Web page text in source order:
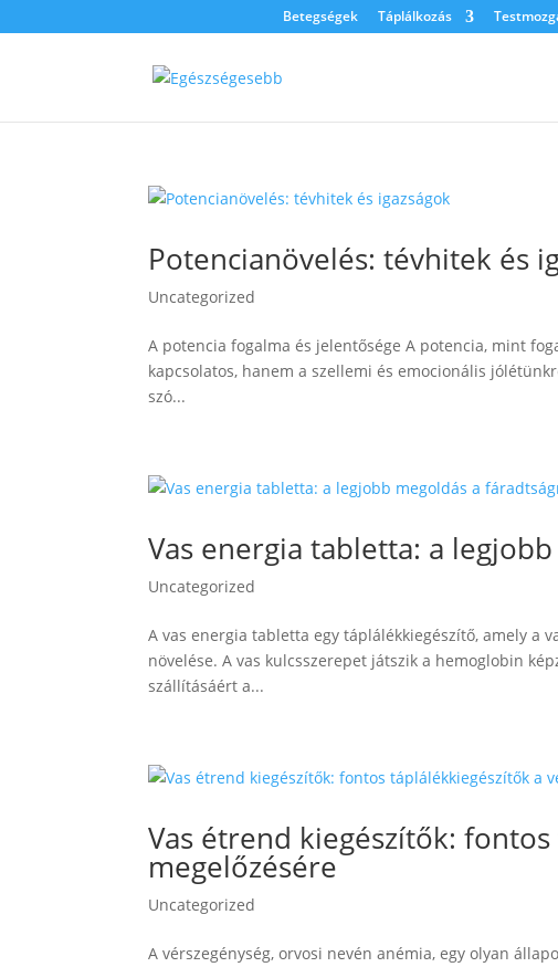
Betegségek Táplálkozás
Potencianövelés: tévhitek és
Uncategorized
A potencia fogalma és jelentősége A potencia, mint
kapcsolatos, hanem a szellemi és emocionális
szó...
Vas energia tabletta: a
Uncategorized
A vas energia tabletta egy táplálékkiegészítő, amely a
növelése. A vas kulcsszerepet játszik a hemoglobin
szállításáért a...
Vas étrend kiegészítők:
megelőzésére
Uncategorized
A vérszegénység, orvosi nevén anémia, egy olyan